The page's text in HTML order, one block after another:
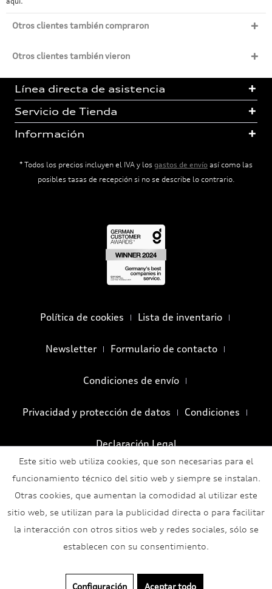
Otros clientes también compraron
Otros clientes también vieron
Línea directa de asistencia
Servicio de Tienda
Información
* Todos los precios incluyen el IVA y los gastos de envío así como las
posibles tasas de recepción si no se describe lo contrario.
Política de cookies Lista de inventario
Newsletter Formulario de contacto
Condiciones de envío
Privacidad y protección de datos Condiciones
Declaración Legal
Este sitio web utiliza cookies, que son necesarias para el
funcionamiento técnico del sitio web y siempre se instalan.
Otras cookies, que aumentan la comodidad al utilizar este
sitio web, se utilizan para la publicidad directa o para facilitar
la interacción con otros sitios web y redes sociales, sólo se
establecen con su consentimiento.
Configuración Aceptar todo